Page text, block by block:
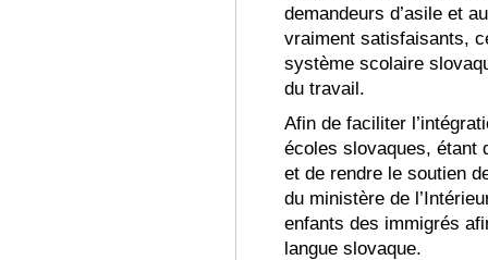
demandeurs d’asile et
vraiment satisfaisants,
système scolaire
du travail.
Afin de faciliter
écoles slovaques, étant
et de rendre le soutien
du ministère de
enfants des immigrés
langue slovaque.